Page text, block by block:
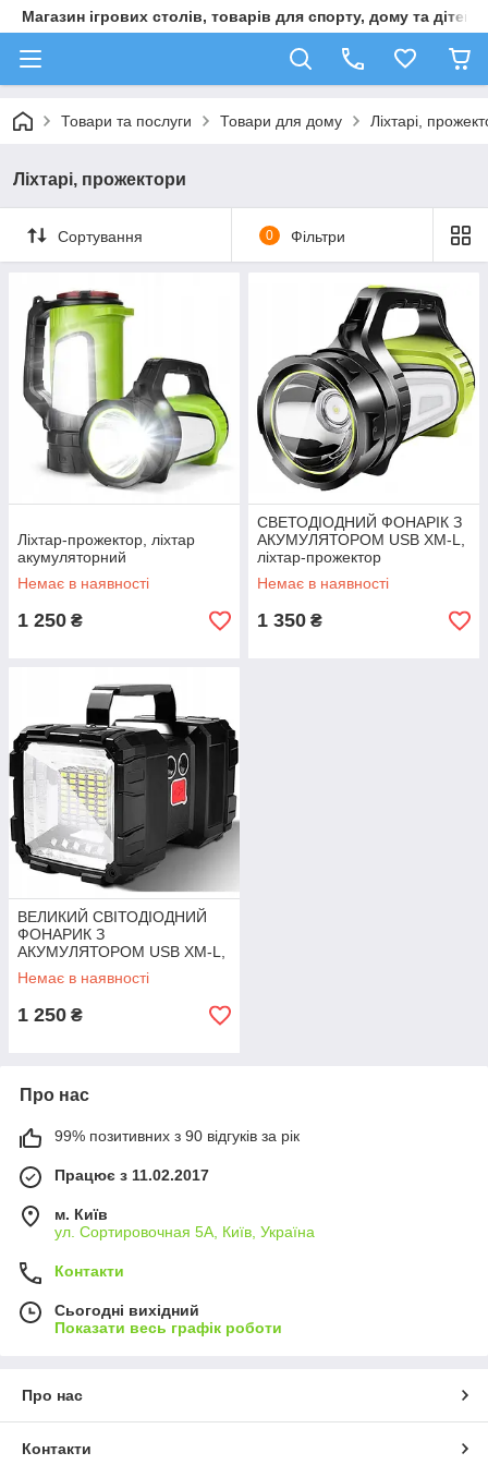
Магазин ігрових столів, товарів для спорту, дому та дітей
Товари та послуги Товари для дому Ліхтарі,
Ліхтарі, прожектори
Сортування 0 Фільтри
Ліхтар-прожектор, ліхтар
акумуляторний
Немає в наявності
1 250 ₴
СВЕТОДІОДНИЙ ФОНАРІК З
АКУМУЛЯТОРОМ USB XM-L,
ліхтар-прожектор
Немає в наявності
1 350 ₴
ВЕЛИКИЙ СВІТОДІОДНИЙ
ФОНАРИК З
АКУМУЛЯТОРОМ USB XM-L,
ліхтар-прожектор
Немає в наявності
1 250 ₴
Про нас
99% позитивних з 90 відгуків за рік
Працює з 11.02.2017
м. Київ
ул. Сортировочная 5А, Київ, Україна
Контакти
Сьогодні вихідний
Показати весь графік роботи
Про нас
Контакти